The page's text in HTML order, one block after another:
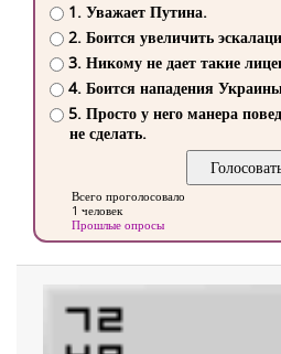
1. Уважает Путина.
2. Боится увеличить
3. Никому не дает такие
4. Боится нападения
5. Просто у него манера
не сделать.
Всего проголосовало
1 человек
Прошлые опросы